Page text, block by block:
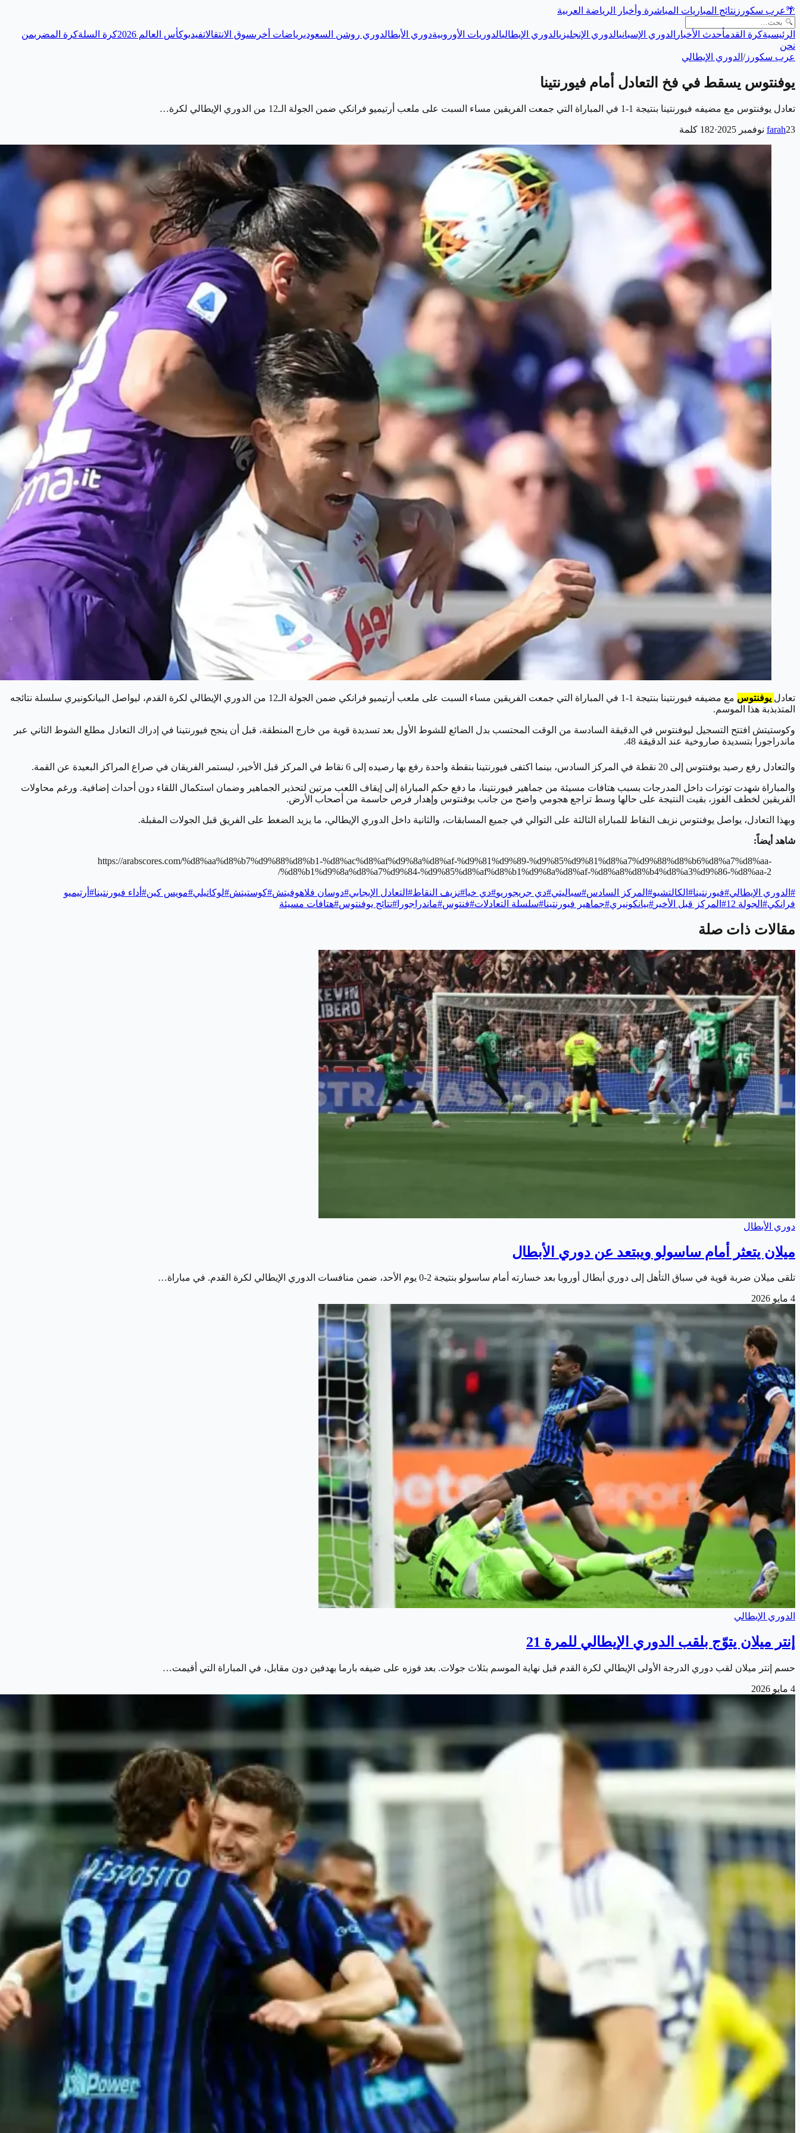
🌴عرب سكورز نتائج المباريات المباشرة وأخبار الرياضة العربية
الرئيسيةكرة القدمأحدث الأخبار الدوري الإسبانيالدوري الإنجليزيالدوري الإيطاليالدوريات الأوروبيةدوري الأبطالدوري روشن السعوديرياضات أخرىسوق الانتقالاتفيديوكأس العالم 2026 كرة السلةكرة المضربمن
نحن
عرب سكورز/ الدوري الإيطالي
يوفنتوس يسقط في فخ التعادل أمام فيورنتينا
تعادل يوفنتوس مع مضيفه فيورنتينا بنتيجة 1-1 في المباراة التي جمعت الفريقين مساء السبت على ملعب أرتيميو فرانكي ضمن الجولة الـ12 من الدوري الإيطالي لكرة…
farah23 نوفمبر 2025 ·
182 كلمة
تعادل يوفنتوس
مع مضيفه فيورنتينا بنتيجة 1-1 في المباراة التي جمعت الفريقين مساء السبت على ملعب أرتيميو فرانكي ضمن الجولة الـ12 من الدوري الإيطالي لكرة القدم، ليواصل البيانكونيري سلسلة نتائجه
المتذبذبة هذا الموسم.
وكوستيتش افتتح التسجيل ليوفنتوس في الدقيقة السادسة من الوقت المحتسب بدل الضائع للشوط الأول بعد تسديدة قوية من خارج المنطقة، قبل أن ينجح فيورنتينا في إدراك التعادل مطلع الشوط الثاني عبر
ماندراجورا بتسديدة صاروخية عند الدقيقة 48.
والتعادل رفع رصيد يوفنتوس إلى 20 نقطة في المركز السادس، بينما اكتفى فيورنتينا بنقطة واحدة رفع بها رصيده إلى 6 نقاط في المركز قبل الأخير، ليستمر الفريقان في صراع المراكز البعيدة عن القمة.
والمباراة شهدت توترات داخل المدرجات بسبب هتافات مسيئة من جماهير فيورنتينا، ما دفع حكم المباراة إلى إيقاف اللعب مرتين لتحذير الجماهير وضمان استكمال اللقاء دون أحداث إضافية. ورغم محاولات
الفريقين لخطف الفوز، بقيت النتيجة على حالها وسط تراجع هجومي واضح من جانب يوفنتوس وإهدار فرص حاسمة من أصحاب الأرض.
وبهذا التعادل، يواصل يوفنتوس نزيف النقاط للمباراة الثالثة على التوالي في جميع المسابقات، والثانية داخل الدوري الإيطالي، ما يزيد الضغط على الفريق قبل الجولات المقبلة.
شاهد أيضاً:
https://arabscores.com/%d8%aa%d8%b7%d9%88%d8%b1-%d8%ac%d8%af%d9%8a%d8%af-%d9%81%d9%89-%d9%85%d9%81%d8%a7%d9%88%d8%b6%d8%a7%d8%aa-
%d8%b1%d9%8a%d8%a7%d9%84-%d9%85%d8%af%d8%b1%d9%8a%d8%af-%d8%a8%d8%b4%d8%a3%d9%86-%d8%aa-2/
# الدوري الإيطالي#فيورنتينا# الكالتشيو# المركز السادس#سباليتي#دي جريجوريو#دي خيا#نزيف النقاط# التعادل الإيجابي#دوسان فلاهوفيتش#كوستيتش#لوكاتيلي#مويس كين# أداء فيورنتينا# أرتيميو
فرانكي# الجولة 12 # المركز قبل الأخير #بيانكونيري#جماهير فيورنتينا#سلسلة التعادلات#فنتوس#ماندراجورا #نتائج يوفنتوس#هتافات مسيئة
مقالات ذات صلة
دوري الأبطال
ميلان يتعثر أمام ساسولو ويبتعد عن دوري الأبطال
تلقى ميلان ضربة قوية في سباق التأهل إلى دوري أبطال أوروبا بعد خسارته أمام ساسولو بنتيجة 2-0 يوم الأحد، ضمن منافسات الدوري الإيطالي لكرة القدم. في مباراة…
4 مايو 2026
الدوري الإيطالي
إنتر ميلان يتوّج بلقب الدوري الإيطالي للمرة 21
حسم إنتر ميلان لقب دوري الدرجة الأولى الإيطالي لكرة القدم قبل نهاية الموسم بثلاث جولات. بعد فوزه على ضيفه بارما بهدفين دون مقابل، في المباراة التي أقيمت…
4 مايو 2026